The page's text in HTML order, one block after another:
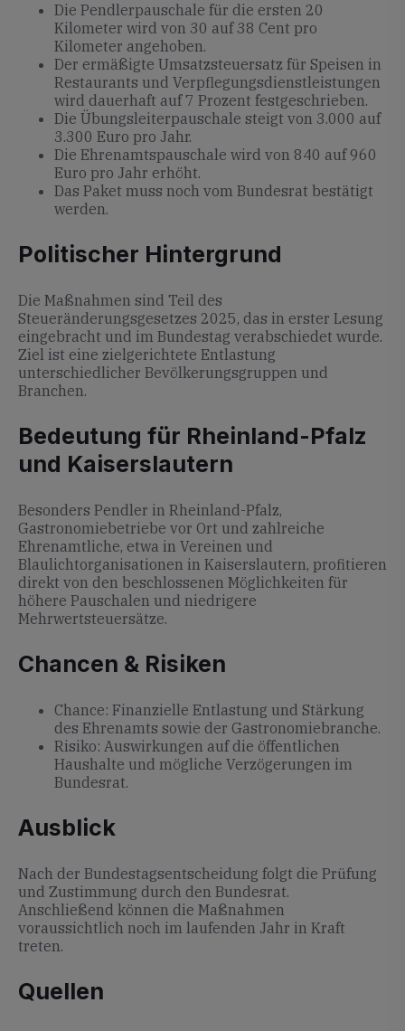
Die Pendlerpauschale für die ersten 20
Kilometer wird von 30 auf 38 Cent pro
Kilometer angehoben.
Der ermäßigte Umsatzsteuersatz für Speisen in
Restaurants und Verpflegungsdienstleistungen
wird dauerhaft auf 7 Prozent festgeschrieben.
Die Übungsleiterpauschale steigt von 3.000 auf
3.300 Euro pro Jahr.
Die Ehrenamtspauschale wird von 840 auf 960
Euro pro Jahr erhöht.
Das Paket muss noch vom Bundesrat bestätigt
werden.
Politischer Hintergrund
Die Maßnahmen sind Teil des
Steueränderungsgesetzes 2025, das in erster Lesung
eingebracht und im Bundestag verabschiedet wurde.
Ziel ist eine zielgerichtete Entlastung
unterschiedlicher Bevölkerungsgruppen und
Branchen.
Bedeutung für Rheinland-Pfalz
und Kaiserslautern
Besonders Pendler in Rheinland-Pfalz,
Gastronomiebetriebe vor Ort und zahlreiche
Ehrenamtliche, etwa in Vereinen und
Blaulichtorganisationen in Kaiserslautern, profitieren
direkt von den beschlossenen Möglichkeiten für
höhere Pauschalen und niedrigere
Mehrwertsteuersätze.
Chancen & Risiken
Chance: Finanzielle Entlastung und Stärkung
des Ehrenamts sowie der Gastronomiebranche.
Risiko: Auswirkungen auf die öffentlichen
Haushalte und mögliche Verzögerungen im
Bundesrat.
Ausblick
Nach der Bundestagsentscheidung folgt die Prüfung
und Zustimmung durch den Bundesrat.
Anschließend können die Maßnahmen
voraussichtlich noch im laufenden Jahr in Kraft
treten.
Quellen